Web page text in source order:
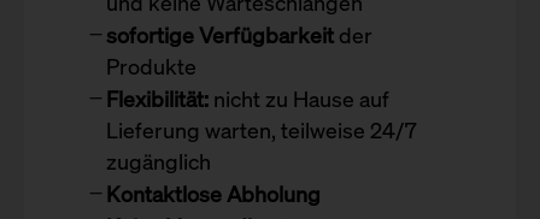
sofortige Verfügbarkeit der
Produkte
Flexibilität: nicht zu Hause auf
Lieferung warten, teilweise 24/7
zugänglich
Kontaktlose Abholung